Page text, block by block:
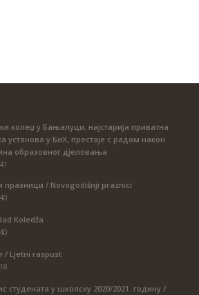
колеџ у Бањалуци, најстарија приватна
установа у БиХ, престаје с радом након
образовног дјеловања
/ Novogodišnji praznici
Koledža
/ Ljetni raspust
студената у школску 2020/2021. годину /